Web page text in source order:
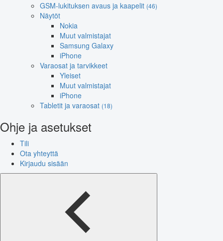
GSM-lukituksen avaus ja kaapelit (46)
Näytöt
Nokia
Muut valmistajat
Samsung Galaxy
iPhone
Varaosat ja tarvikkeet
Yleiset
Muut valmistajat
iPhone
Tabletit ja varaosat (18)
Ohje ja asetukset
Tili
Ota yhteyttä
Kirjaudu sisään